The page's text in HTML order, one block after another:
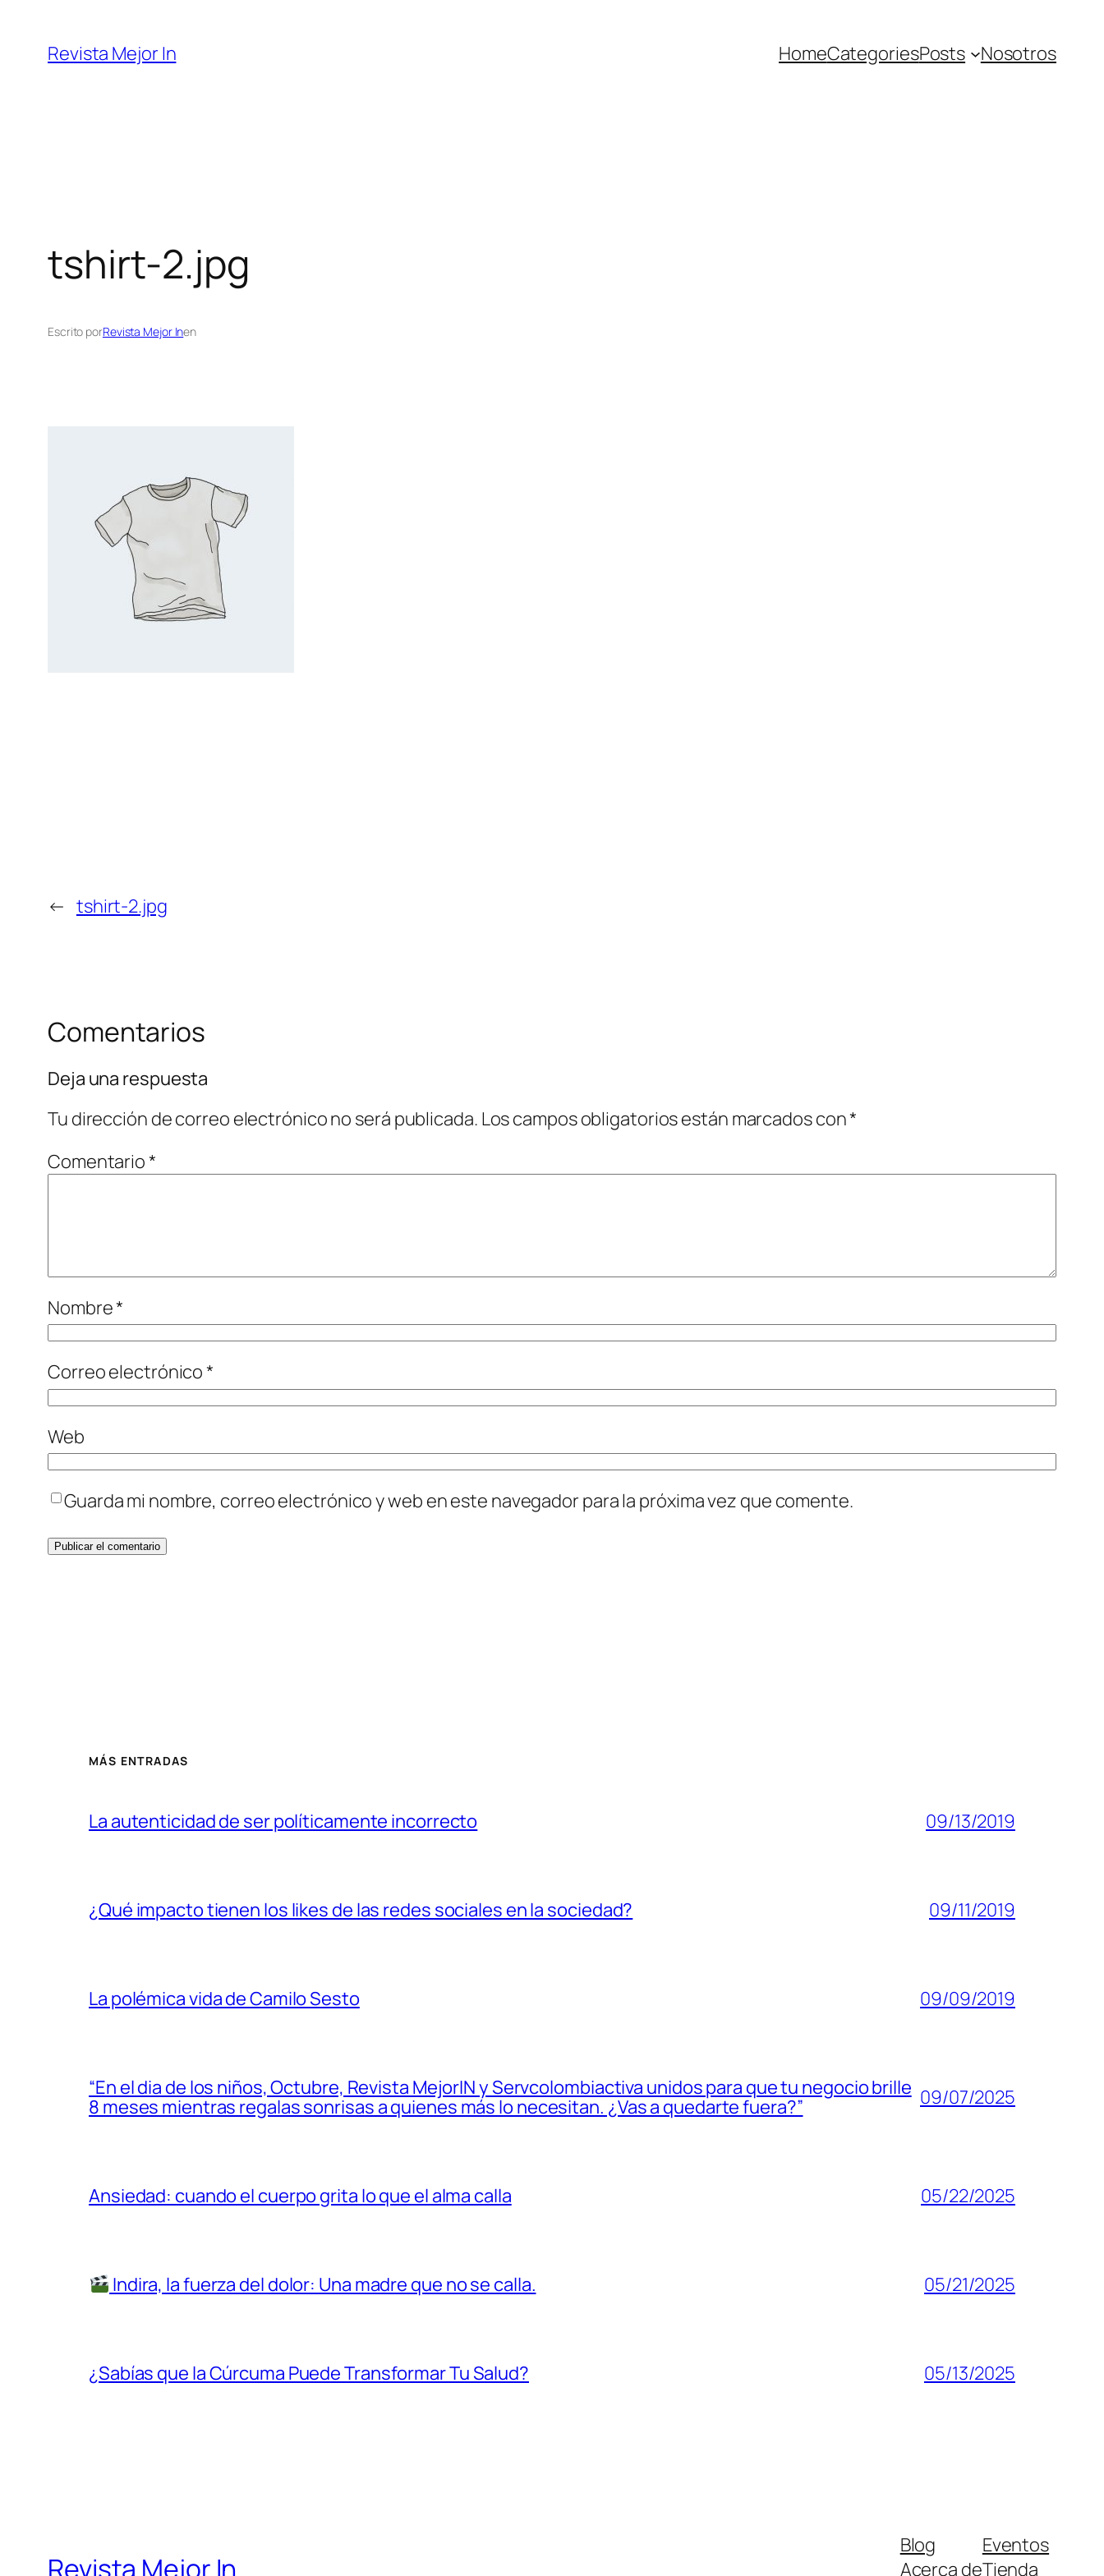
contenido
Revista Mejor In HomeCategoriesPosts Nosotros
tshirt-2.jpg
Escrito porRevista Mejor Inen
← tshirt-2.jpg
Comentarios
Deja una respuesta
Tu dirección de correo electrónico no será publicada. Los campos obligatorios están marcados con*
Comentario*
Nombre*
Correo electrónico*
Web
Guarda mi nombre, correo electrónico y web en este navegador para la próxima vez que comente.
MÁS ENTRADAS
La autenticidad de ser políticamente incorrecto 09/13/2019
¿Qué impacto tienen los likes de las redes sociales en la sociedad? 09/11/2019
La polémica vida de Camilo Sesto 09/09/2019
“En el dia de los niños, Octubre, Revista MejorIN y Servcolombiactiva unidos para que tu negocio brille
8 meses mientras regalas sonrisas a quienes más lo necesitan. ¿Vas a quedarte fuera?”
09/07/2025
Ansiedad: cuando el cuerpo grita lo que el alma calla 05/22/2025
Indira, la fuerza del dolor: Una madre que no se calla. 05/21/2025
¿Sabías que la Cúrcuma Puede Transformar Tu Salud? 05/13/2025
Revista Mejor In
Blog
Acerca de
Eventos
Tienda